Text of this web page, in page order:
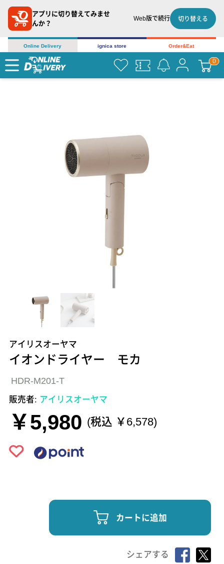
アプリに切り替えてみませ
んか？
Web版で続行 切り替える
Online Delivery ignica store Order&Eat
アイリスオーヤマ
イオンドライヤー モカ
HDR-M201-T
販売者: アイリスオーヤマ
￥5,980 (税込 ￥6,578)
カートに追加
シェアする